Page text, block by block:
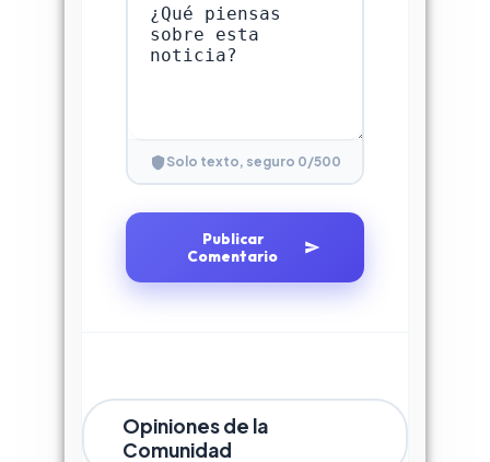
Solo texto, seguro 0/500
Publicar
Comentario
Opiniones de la
Comunidad